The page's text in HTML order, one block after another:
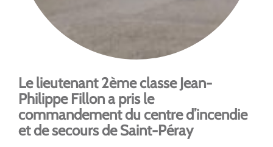
Le lieutenant 2ème classe Jean-
Philippe Fillon a pris le
commandement du centre d’incendie
et de secours de Saint-Péray